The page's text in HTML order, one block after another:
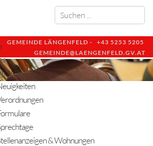
GEMEINDE LÄNGENFELD - +43 5253 5205
GEMEINDE@LAENGENFELD.GV.AT
& Wohnungen